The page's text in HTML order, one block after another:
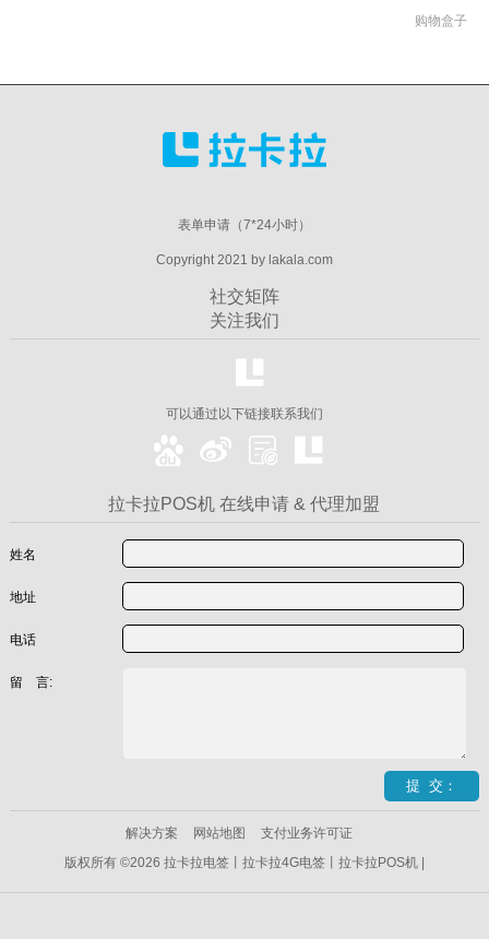
购物盒子
表单申请（7*24小时）
Copyright 2021 by lakala.com
社交矩阵
关注我们
可以通过以下链接联系我们
拉卡拉POS机 在线申请 & 代理加盟
姓名
地址
电话
留 言:
解决方案 网站地图
支付业务许可证
版权所有 ©2026 拉卡拉电签丨拉卡拉4G电签丨拉卡拉POS机 |